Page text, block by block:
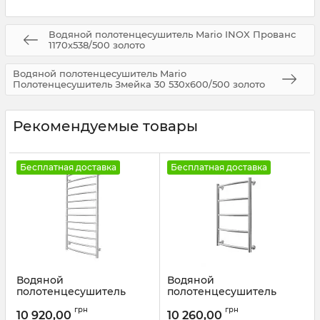
Водяной полотенцесушитель Mario INOX Прованс
1170х538/500 золото
Водяной полотенцесушитель Mario
Полотенцесушитель Змейка 30 530х600/500 золото
Рекомендуемые товары
Бесплатная доставка
Водяной
полотенцесушитель
1170х530/500 графит
10 920,00 грн
Бесплатная доставка
Водяной
полотенцесушитель
570х430/400 золото
10 260,00 грн